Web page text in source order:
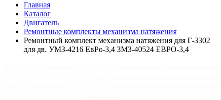
Главная
Каталог
Двигатель
Ремонтные комплекты механизма натяжения
Pемонтный комплект механизма натяжения для Г-3302
для дв. УМЗ-4216 ЕвPо-3,4 ЗМЗ-40524 ЕВPО-3,4